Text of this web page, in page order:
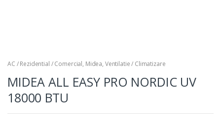
AC / Rezidential / Comercial, Midea, Ventilatie / Climatizare
MIDEA ALL EASY PRO NORDIC UV
18000 BTU